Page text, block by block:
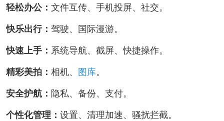
轻松办公： 文件互传、手机投屏、社交。
快乐出行： 驾驶、国际漫游。
快速上手： 系统导航、截屏、快捷操作。
精彩美拍： 相机、 图库。
安全护航： 隐私、备份、支付。
个性化管理： 设置、清理加速、骚扰拦截。